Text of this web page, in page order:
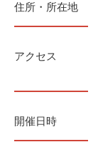
住所・所在地
アクセス
開催日時